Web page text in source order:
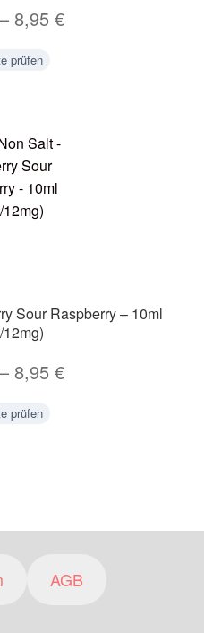
8,95 €
prüfen
Sour Raspberry – 10ml
8,95 €
prüfen
AGB